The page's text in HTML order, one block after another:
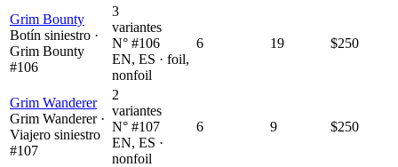
Grim Bounty
Botín siniestro ·
Grim Bounty
#106
3
variantes
N° #106
EN, ES · foil,
nonfoil
6 19 $250
Grim Wanderer
Grim Wanderer ·
Viajero siniestro
#107
2
variantes
N° #107
EN, ES ·
nonfoil
6 9 $250